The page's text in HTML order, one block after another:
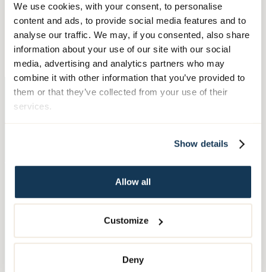
We use cookies, with your consent, to personalise
content and ads, to provide social media features and to
analyse our traffic. We may, if you consented, also share
information about your use of our site with our social
media, advertising and analytics partners who may
combine it with other information that you’ve provided to
them or that they’ve collected from your use of their
services.
Show details
Allow all
Customize
Deny
Faxnummer
010-150 90 13
Telefon:010-140 10 70
Besöksadress:
Hälsingegatan 49
Box 3020, 103 61 Stockholm